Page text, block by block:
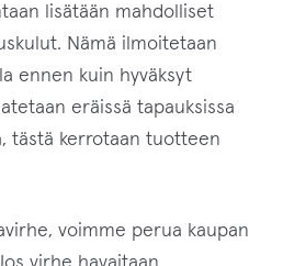
lisätään mahdolliset
Nämä ilmoitetaan
ennen kuin hyväksyt
eräissä tapauksissa
tästä kerrotaan tuotteen
voimme perua kaupan